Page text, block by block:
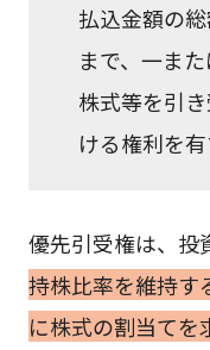
払込金額の
まで、一ま
株式等を引
ける権利を有
優先引受権は、投
持株比率を維持す
に株式の割当てを